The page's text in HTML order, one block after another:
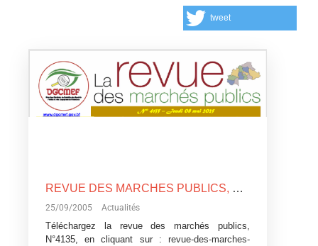
tweet
REVUE DES MARCHES PUBLICS, N°4135
25/09/2005 Actualités
Téléchargez la revue des marchés publics,
N°4135, en cliquant sur : revue-des-marches-